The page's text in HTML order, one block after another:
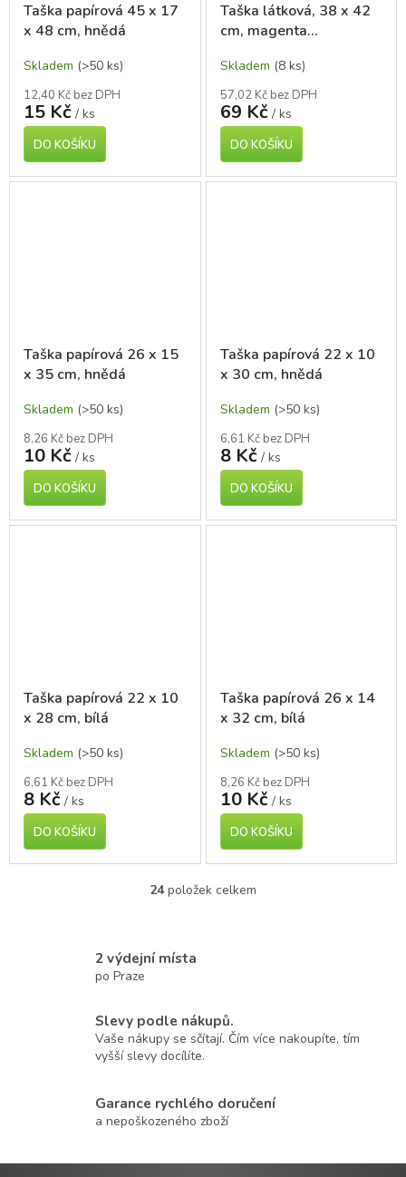
Taška papírová 45 x 17
x 48 cm, hnědá
Skladem (>50 ks)
12,40 Kč bez DPH
15 Kč / ks
DO KOŠÍKU
Taška látková, 38 x 42
cm, magenta
Skladem (8 ks)
57,02 Kč bez DPH
69 Kč / ks
DO KOŠÍKU
Taška papírová 26 x 15
x 35 cm, hnědá
Skladem (>50 ks)
8,26 Kč bez DPH
10 Kč / ks
DO KOŠÍKU
Taška papírová 22 x 10
x 30 cm, hnědá
Skladem (>50 ks)
6,61 Kč bez DPH
8 Kč / ks
DO KOŠÍKU
Taška papírová 22 x 10
x 28 cm, bílá
Skladem (>50 ks)
6,61 Kč bez DPH
8 Kč / ks
DO KOŠÍKU
Taška papírová 26 x 14
x 32 cm, bílá
Skladem (>50 ks)
8,26 Kč bez DPH
10 Kč / ks
DO KOŠÍKU
O
í
p
y
v
24položek celkem
2 výdejní místa
po Praze
Slevy podle nákupů.
Vaše nákupy se sčítají. Čím více nakoupíte, tím
vyšší slevy docílíte.
Garance rychlého doručení
a nepoškozeného zboží